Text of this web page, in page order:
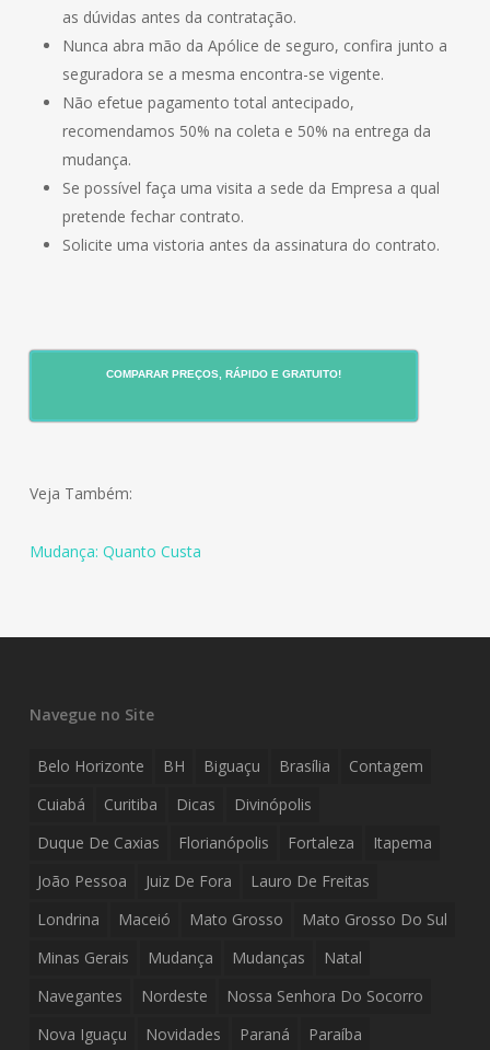
as dúvidas antes da contratação.
Nunca abra mão da Apólice de seguro, confira junto a
seguradora se a mesma encontra-se vigente.
Não efetue pagamento total antecipado,
recomendamos 50% na coleta e 50% na entrega da
mudança.
Se possível faça uma visita a sede da Empresa a qual
pretende fechar contrato.
Solicite uma vistoria antes da assinatura do contrato.
COMPARAR PREÇOS, RÁPIDO E GRATUITO!
Veja Também:
Mudança: Quanto Custa
Navegue no Site
Belo Horizonte BH Biguaçu Brasília
Contagem
Cuiabá
Curitiba Dicas
Divinópolis
Duque De Caxias
Florianópolis Fortaleza
Itapema
João Pessoa
Juiz De Fora
Lauro De Freitas
Londrina
Maceió Mato Grosso
Mato Grosso Do Sul
Minas Gerais
Mudança Mudanças
Natal
Navegantes
Nordeste
Nossa Senhora Do Socorro
Nova Iguaçu
Novidades Paraná
Paraíba